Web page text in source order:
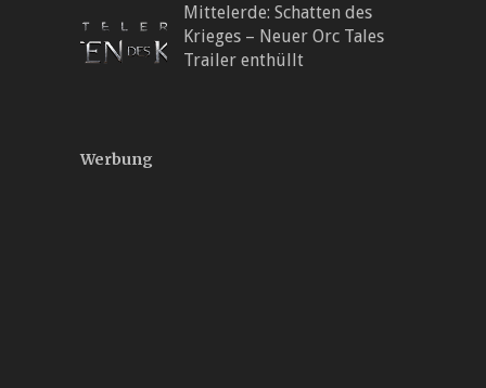
Mittelerde: Schatten des
Krieges – Neuer Orc Tales
Trailer enthüllt
Werbung